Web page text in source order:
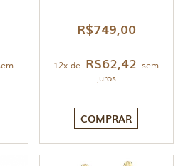
R$749,00
12x de R$62,42 sem
juros
COMPRAR